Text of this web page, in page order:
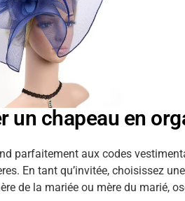
un chapeau en
parfaitement aux codes
En tant qu’invitée, choisissez
de la mariée ou mère du marié,